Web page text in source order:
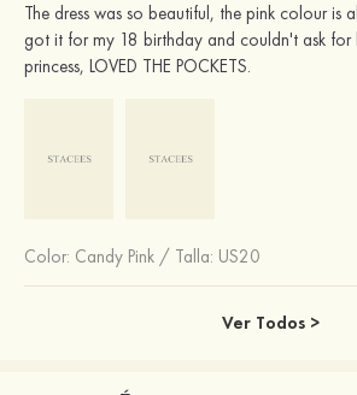
The dress was so beautiful, the pink colour is
got it for my 18 birthday and couldn't ask for
princess, LOVED THE POCKETS.
Color: Candy Pink / Talla: US20
Ver Todos >